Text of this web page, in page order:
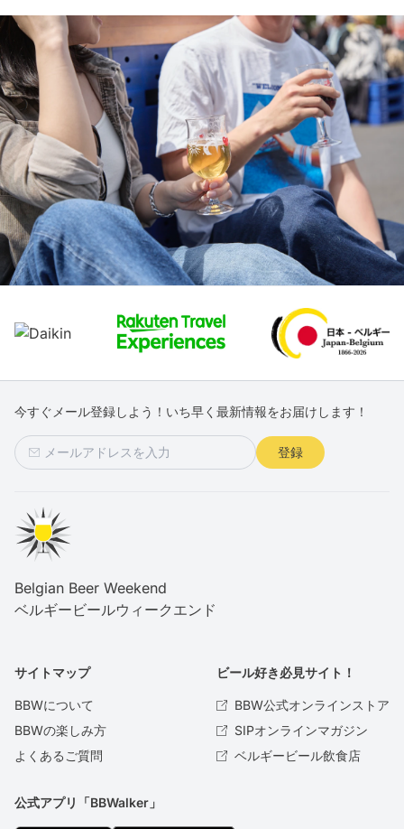
今すぐメール登録しよう！いち早く最新情報をお届けします！
登録
Belgian Beer Weekend
ベルギービールウィークエンド
サイトマップ
BBWについて
BBWの楽しみ方
よくあるご質問
ビール好き必見サイト！
BBW公式オンラインストア
SIPオンラインマガジン
ベルギービール飲食店
公式アプリ「BBWalker」